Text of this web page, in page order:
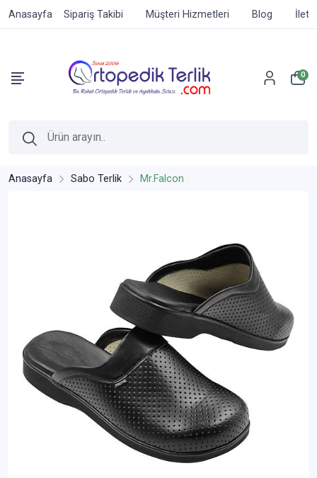
Anasayfa Sipariş Takibi Müşteri Hizmetleri Blog
0
Anasayfa Sabo Terlik Mr.Falcon